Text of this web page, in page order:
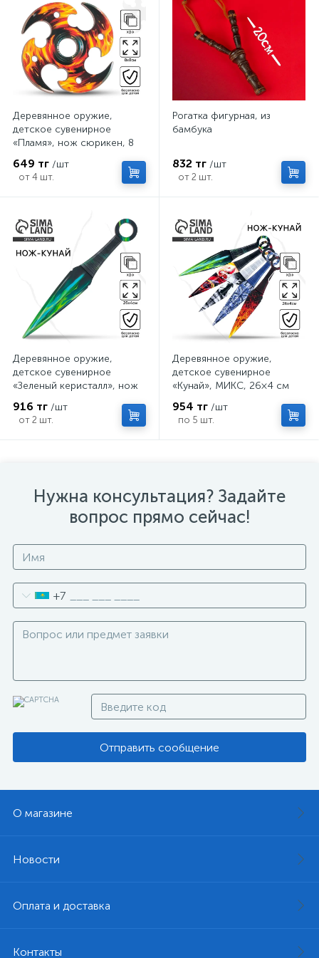
Деревянное оружие,
детское сувенирное
«Пламя», нож сюрикен, 8
649 тг /шт
от 4 шт.
Рогатка фигурная, из
бамбука
832 тг /шт
от 2 шт.
Деревянное оружие,
детское сувенирное
«Зеленый керисталл», нож
916 тг /шт
от 2 шт.
Деревянное оружие,
детское сувенирное
«Кунай», МИКС, 26×4 см
954 тг /шт
по 5 шт.
Нужна консультация? Задайте
вопрос прямо сейчас!
+7
Отправить сообщение
О магазине
Новости
Оплата и доставка
Контакты